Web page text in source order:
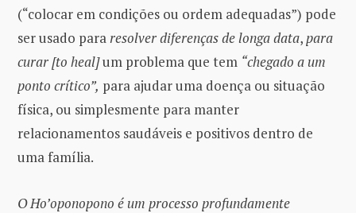
(“colocar em condições ou ordem adequadas”) pode
ser usado pararesolver diferenças de longa data,para
curar [to heal]um problema que tem “chegado a um
ponto crítico”, para ajudar uma doença ou situação
física, ou simplesmente para manter
relacionamentos saudáveis ​​e positivos dentro de
uma família.
O Ho’oponopono é um processo profundamente